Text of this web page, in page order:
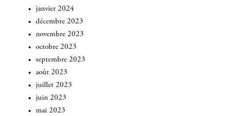
janvier 2024
décembre 2023
novembre 2023
octobre 2023
septembre 2023
août 2023
juillet 2023
juin 2023
mai 2023